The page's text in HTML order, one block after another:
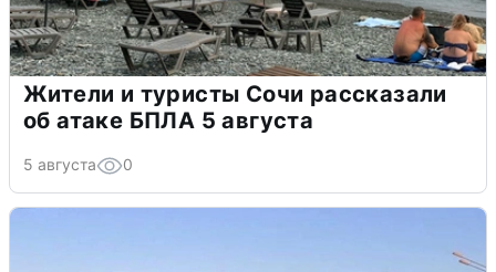
Жители и туристы Сочи рассказали
об атаке БПЛА 5 августа
5 августа 0